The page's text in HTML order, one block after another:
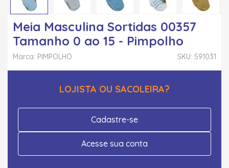
Meia Masculina Sortidas 00357
Tamanho 0 ao 15 - Pimpolho
SKU: 591031
Marca: PIMPOLHO
LOJISTA OU SACOLEIRA?
Cadastre-se
Acesse sua conta